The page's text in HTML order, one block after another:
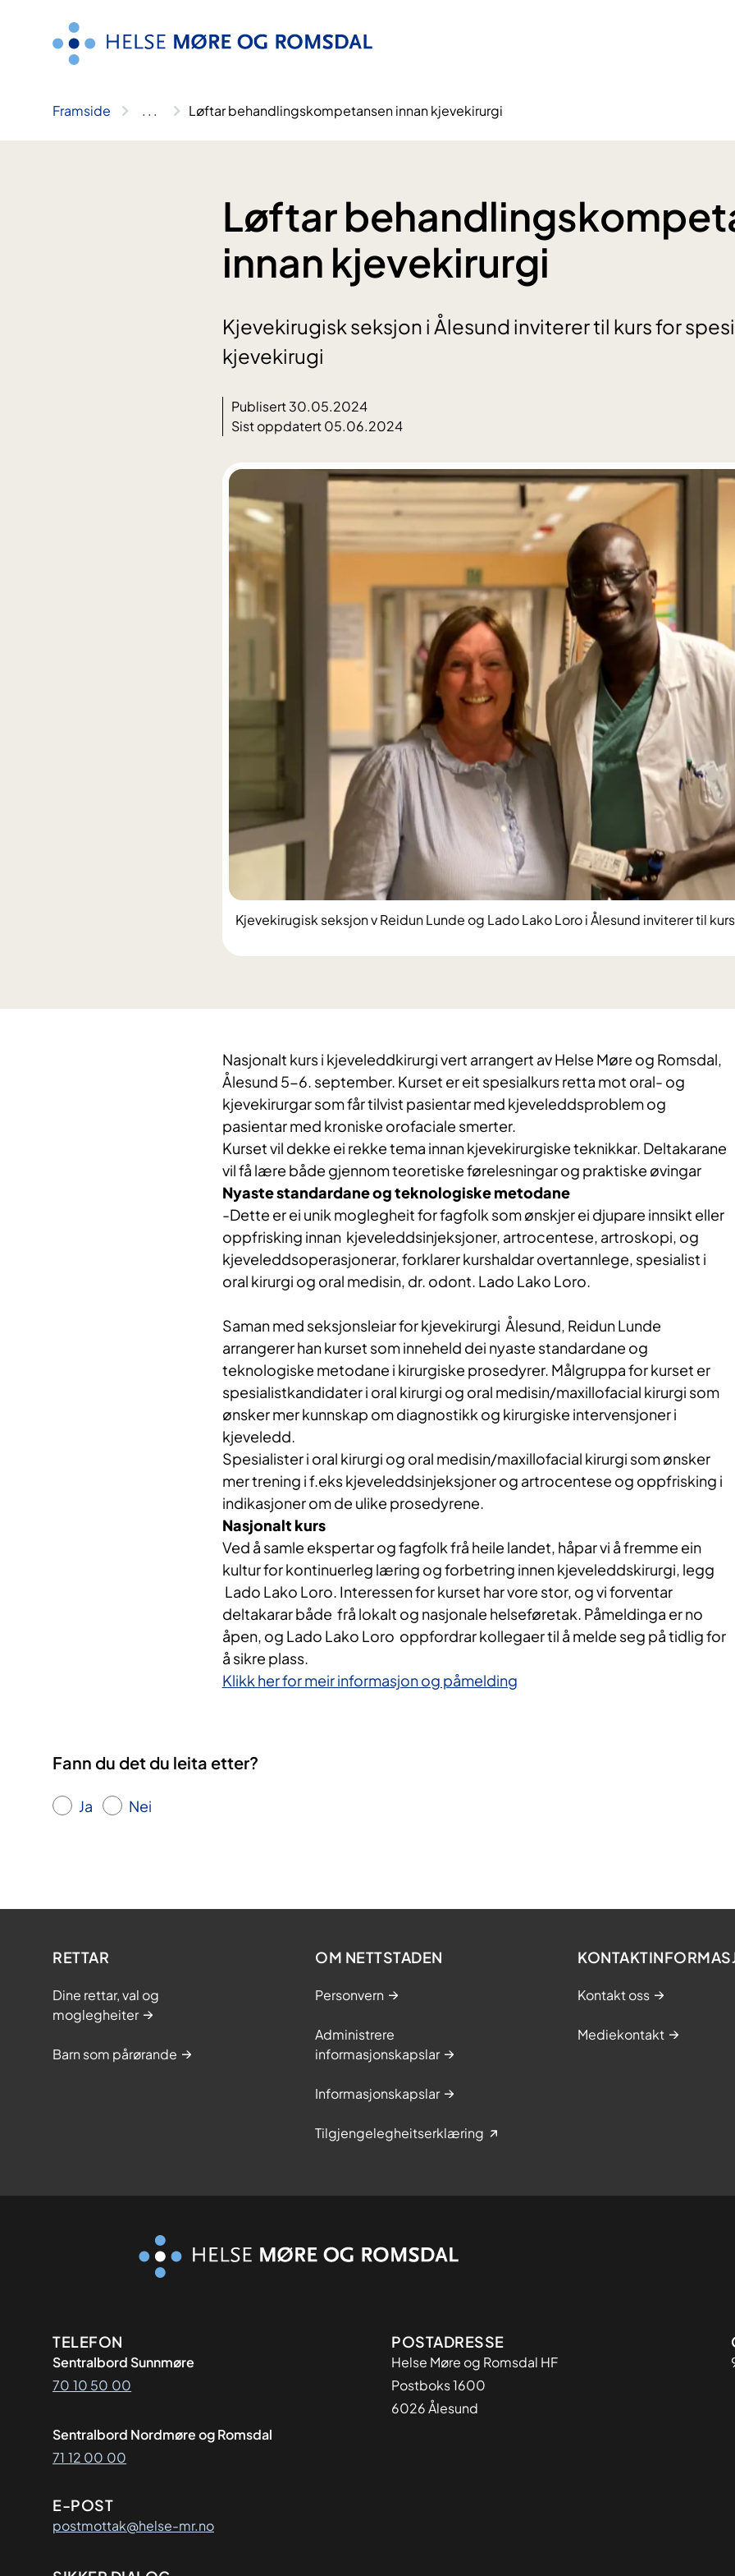
Framside .. . Løftar behandlingskompetansen innan kjevekirurgi
Løftar
innan kjevekirurgi
Kjevekirugisk seksjon i Ålesund inviterer til kurs for
kjevekirugi
Publisert 30.05.2024
Sist oppdatert 05.06.2024
Kjevekirugisk seksjon v Reidun Lunde og Lado Lako Loro i Ålesund inviterer til
Nasjonalt kurs i kjeveleddkirurgi vert arrangert av Helse Møre og Romsdal,
Ålesund 5-6. september. Kurset er eit spesialkurs retta mot oral- og
kjevekirurgar som får tilvist pasientar med kjeveleddsproblem og
pasientar med kroniske orofaciale smerter.
Kurset vil dekke ei rekke tema innan kjevekirurgiske teknikkar. Deltakarane
vil få lære både gjennom teoretiske førelesningar og praktiske øvingar
Nyaste standardane og teknologiske metodane
-Dette er ei unik moglegheit for fagfolk som ønskjer ei djupare innsikt eller
oppfrisking innan kjeveleddsinjeksjoner, artrocentese, artroskopi, og
kjeveleddsoperasjonerar, forklarer kurshaldar overtannlege, spesialist i
oral kirurgi og oral medisin, dr. odont. Lado Lako Loro.
Saman med seksjonsleiar for kjevekirurgi Ålesund, Reidun Lunde
arrangerer han kurset som inneheld dei nyaste standardane og
teknologiske metodane i kirurgiske prosedyrer. Målgruppa for kurset er
spesialistkandidater i oral kirurgi og oral medisin/maxillofacial kirurgi som
ønsker mer kunnskap om diagnostikk og kirurgiske intervensjoner i
kjeveledd.
Spesialister i oral kirurgi og oral medisin/maxillofacial kirurgi som ønsker
mer trening i f.eks kjeveleddsinjeksjoner og artrocentese og oppfrisking i
indikasjoner om de ulike prosedyrene.
Nasjonalt kurs
Ved å samle ekspertar og fagfolk frå heile landet, håpar vi å fremme ein
kultur for kontinuerleg læring og forbetring innen kjeveleddskirurgi, legg
Lado Lako Loro. Interessen for kurset har vore stor, og vi forventar
deltakarar både frå lokalt og nasjonale helseføretak. Påmeldinga er no
åpen, og Lado Lako Loro oppfordrar kollegaer til å melde seg på tidlig for
å sikre plass.
Klikk her for meir informasjon og påmelding
Fann du det du leita etter?
Ja Nei
RETTAR
Dine rettar, val og
moglegheiter
Barn som pårørande
OM NETTSTADEN
Personvern
Administrere
informasjonskapslar
Informasjonskapslar
Tilgjengelegheitserklæring
Kontakt oss
Mediekontakt
Kontaktinformasjon
TELEFON
Sentralbord Sunnmøre
70 10 50 00
Sentralbord Nordmøre og Romsdal
71 12 00 00
E-POST
postmottak@helse-mr.no
Adresse
POSTADRESSE
Helse Møre og Romsdal HF
Postboks 1600
6026 Ålesund